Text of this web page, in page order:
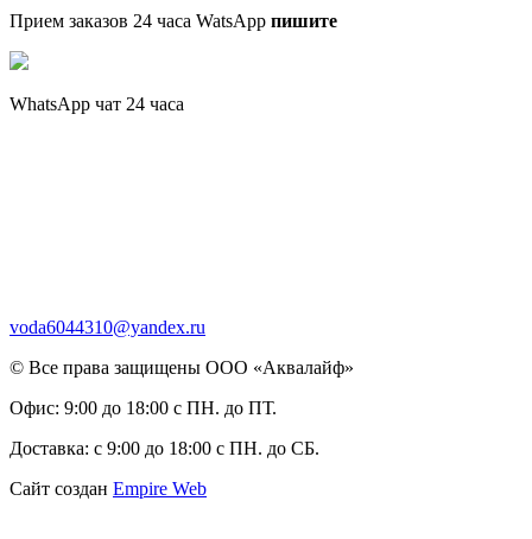
Прием заказов 24 часа WatsApp пишите
WhatsApp чат 24 часа
voda6044310@yandex.ru
© Все права защищены ООО «Аквалайф»
Офис: 9:00 до 18:00 с ПН. до ПТ.
Доставка: с 9:00 до 18:00 с ПН. до СБ.
Сайт создан Empire Web